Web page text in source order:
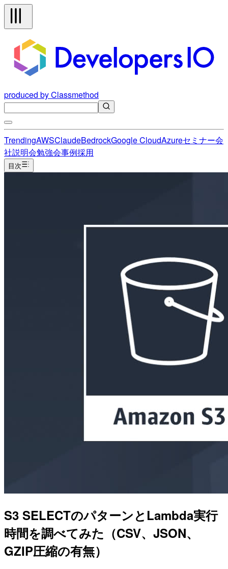
produced by Classmethod
TrendingAWSClaudeBedrockGoogle CloudAzureセミナー会
社説明会勉強会事例採用
目次
S3 SELECTのパターンとLambda実行
時間を調べてみた（CSV、JSON、
GZIP圧縮の有無）